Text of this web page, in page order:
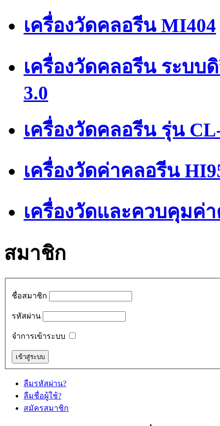
เครื่องวัดคลอรีน MI404
เครื่องวัดคลอรีน ระบบ
3.0
เครื่องวัดคลอรีน รุ่น
เครื่องวัดค่าคลอรีน
เครื่องวัดและควบคุมค่า
สมาชิก
ชื่อสมาชิก
รหัสผ่าน
จำการเข้าระบบ
ลืมรหัสผ่าน?
ลืมชื่อผู้ใช้?
สมัครสมาชิก